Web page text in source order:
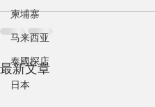
柬埔寨
马来西亚
泰國探店
日本
最新文章